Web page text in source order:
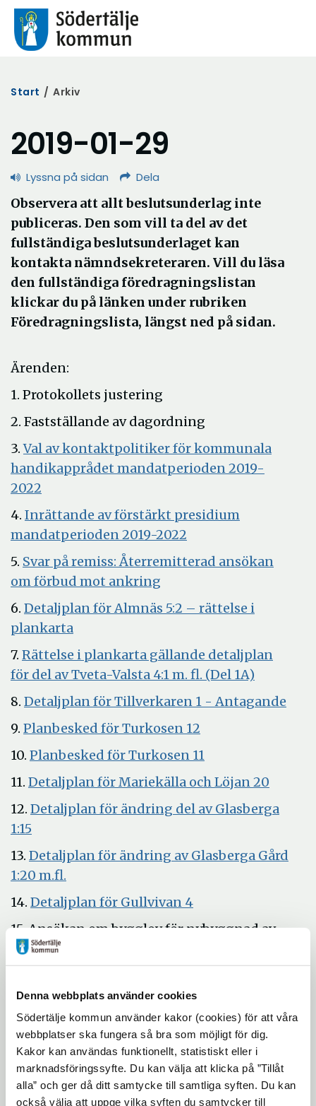
Denna webbplats använder cookies
Södertälje kommun använder kakor (cookies) för att våra
webbplatser ska fungera så bra som möjligt för dig.
Kakor kan användas funktionellt, statistiskt eller i
marknadsföringssyfte. Du kan välja att klicka på ”Tillåt
alla” och ger då ditt samtycke till samtliga syften. Du kan
också välja att uppge vilka syften du samtycker till
Start / Arkiv
2019-01-29
Lyssna på sidan Dela
Observera att allt beslutsunderlag inte
publiceras. Den som vill ta del av det
fullständiga beslutsunderlaget kan
kontakta nämndsekreteraren. Vill du läsa
den fullständiga föredragningslistan
klickar du på länken under rubriken
Föredragningslista, längst ned på sidan.
Ärenden:
1. Protokollets justering
2. Fastställande av dagordning
3.Val av kontaktpolitiker för kommunala
handikapprådet mandatperioden 2019-
2022
nytt
fönster
4. Inrättande av förstärkt presidium
mandatperioden 2019-2022
5. Svar på remiss: Återremitterad ansökan
om förbud mot ankring
6. Detaljplan för Almnäs 5:2 – rättelse i
plankarta
nytt
7. Rättelse i plankarta gällande detaljplan
för del av Tveta-Valsta 4:1 m. fl. (Del 1A)
8. Detaljplan för Tillverkaren 1 - Antagande
9. Planbesked för Turkosen 12
i
fönster
10. Planbesked för Turkosen 11
i
nytt
fönster
11. Detaljplan för Mariekälla och Löjan 20
nytt
12. Detaljplan för ändring del av Glasberga
1:15
i
nytt
13. Detaljplan för ändring av Glasberga Gård
1:20 m.fl.
i
nytt
14. Detaljplan för Gullvivan 4Öppna
15. Ansökan om bygglov för nybyggnad av
ostagad telemast och teknikskåp,
Getaskogen 1:1
16. Ansökan om förlängning av
tidsbegränsat bygglov för tillbyggnad av
serveringslokal (Förlängning dnr BL 03-
444 m fl), Östertälje 61:1
17. Ansökan om bygglov för nybyggnad av
parkeringsanläggning, Poppeln 4